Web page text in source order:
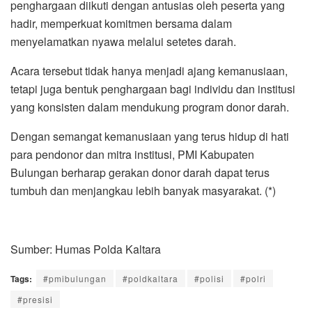
penghargaan diikuti dengan antusias oleh peserta yang
hadir, memperkuat komitmen bersama dalam
menyelamatkan nyawa melalui setetes darah.
Acara tersebut tidak hanya menjadi ajang kemanusiaan,
tetapi juga bentuk penghargaan bagi individu dan institusi
yang konsisten dalam mendukung program donor darah.
Dengan semangat kemanusiaan yang terus hidup di hati
para pendonor dan mitra institusi, PMI Kabupaten
Bulungan berharap gerakan donor darah dapat terus
tumbuh dan menjangkau lebih banyak masyarakat. (*)
Sumber: Humas Polda Kaltara
Tags: #pmibulungan #poldkaltara #polisi
#polri
#presisi